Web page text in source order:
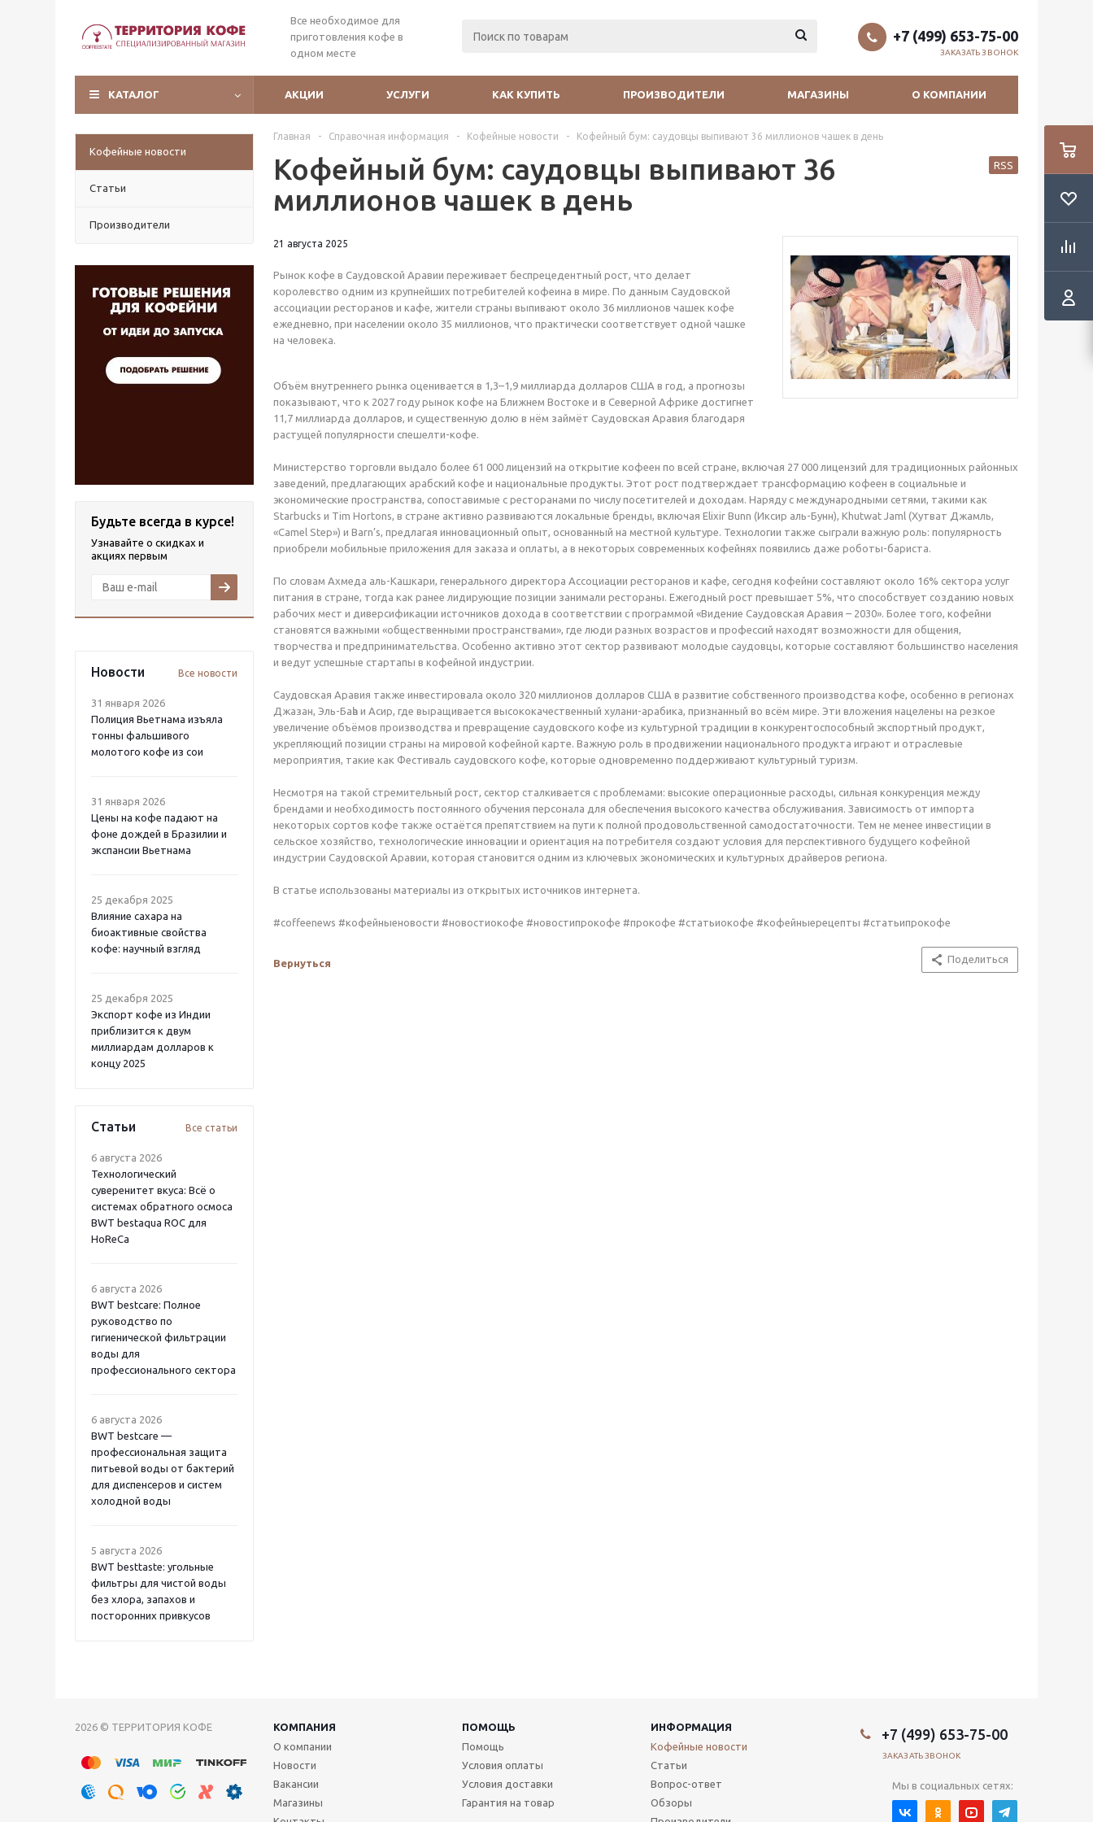
Все необходимое для
приготовления кофе в
одном месте
+7 (499) 653-75-00
ЗАКАЗАТЬ ЗВОНОК
КАТАЛОГ АКЦИИ УСЛУГИ КАК КУПИТЬ ПРОИЗВОДИТЕЛИ МАГАЗИНЫ О КОМПАНИИ
Кофейные новости
Статьи
Производители
Будьте всегда в курсе!
Узнавайте о скидках и
акциях первым
Новости Все новости
31 января 2026
Полиция Вьетнама изъяла
тонны фальшивого
молотого кофе из сои
31 января 2026
Цены на кофе падают на
фоне дождей в Бразилии и
экспансии Вьетнама
25 декабря 2025
Влияние сахара на
биоактивные свойства
кофе: научный взгляд
25 декабря 2025
Экспорт кофе из Индии
приблизится к двум
миллиардам долларов к
концу 2025
Статьи Все статьи
6 августа 2026
Технологический
суверенитет вкуса: Всё о
системах обратного осмоса
BWT bestaqua ROC для
HoReCa
6 августа 2026
BWT bestcare: Полное
руководство по
гигиенической фильтрации
воды для
профессионального сектора
6 августа 2026
BWT bestcare —
профессиональная защита
питьевой воды от бактерий
для диспенсеров и систем
холодной воды
5 августа 2026
BWT besttaste: угольные
фильтры для чистой воды
без хлора, запахов и
посторонних привкусов
Главная - Справочная информация - Кофейные новости - Кофейный бум: саудовцы выпивают 36 миллионов чашек в день
Кофейный бум: саудовцы выпивают 36
миллионов чашек в день
RSS
21 августа 2025
Рынок кофе в Саудовской Аравии переживает беспрецедентный рост, что делает
королевство одним из крупнейших потребителей кофеина в мире. По данным Саудовской
ассоциации ресторанов и кафе, жители страны выпивают около 36 миллионов чашек кофе
ежедневно, при населении около 35 миллионов, что практически соответствует одной чашке
на человека.
Объём внутреннего рынка оценивается в 1,3–1,9 миллиарда долларов США в год, а прогнозы
показывают, что к 2027 году рынок кофе на Ближнем Востоке и в Северной Африке достигнет
11,7 миллиарда долларов, и существенную долю в нём займёт Саудовская Аравия благодаря
растущей популярности спешелти-кофе.
Министерство торговли выдало более 61 000 лицензий на открытие кофеен по всей стране, включая 27 000 лицензий для традиционных районных
заведений, предлагающих арабский кофе и национальные продукты. Этот рост подтверждает трансформацию кофеен в социальные и
экономические пространства, сопоставимые с ресторанами по числу посетителей и доходам. Наряду с международными сетями, такими как
Starbucks и Tim Hortons, в стране активно развиваются локальные бренды, включая Elixir Bunn (Иксир аль-Бунн), Khutwat Jaml (Хутват Джамль,
«Camel Step») и Barn’s, предлагая инновационный опыт, основанный на местной культуре. Технологии также сыграли важную роль: популярность
приобрели мобильные приложения для заказа и оплаты, а в некоторых современных кофейнях появились даже роботы-бариста.
По словам Ахмеда аль-Кашкари, генерального директора Ассоциации ресторанов и кафе, сегодня кофейни составляют около 16% сектора услуг
питания в стране, тогда как ранее лидирующие позиции занимали рестораны. Ежегодный рост превышает 5%, что способствует созданию новых
рабочих мест и диверсификации источников дохода в соответствии с программой «Видение Саудовская Аравия – 2030». Более того, кофейни
становятся важными «общественными пространствами», где люди разных возрастов и профессий находят возможности для общения,
творчества и предпринимательства. Особенно активно этот сектор развивают молодые саудовцы, которые составляют большинство населения
и ведут успешные стартапы в кофейной индустрии.
Саудовская Аравия также инвестировала около 320 миллионов долларов США в развитие собственного производства кофе, особенно в регионах
Джазан, Эль-Баһа и Асир, где выращивается высококачественный хулани-арабика, признанный во всём мире. Эти вложения нацелены на резкое
увеличение объёмов производства и превращение саудовского кофе из культурной традиции в конкурентоспособный экспортный продукт,
укрепляющий позиции страны на мировой кофейной карте. Важную роль в продвижении национального продукта играют и отраслевые
мероприятия, такие как Фестиваль саудовского кофе, которые одновременно поддерживают культурный туризм.
Несмотря на такой стремительный рост, сектор сталкивается с проблемами: высокие операционные расходы, сильная конкуренция между
брендами и необходимость постоянного обучения персонала для обеспечения высокого качества обслуживания. Зависимость от импорта
некоторых сортов кофе также остаётся препятствием на пути к полной продовольственной самодостаточности. Тем не менее инвестиции в
сельское хозяйство, технологические инновации и ориентация на потребителя создают условия для перспективного будущего кофейной
индустрии Саудовской Аравии, которая становится одним из ключевых экономических и культурных драйверов региона.
В статье использованы материалы из открытых источников интернета.
#coffeenews #кофейныеновости #новостиокофе #новостипрокофе #прокофе #статьиокофе #кофейныерецепты #статьипрокофе
Вернуться Поделиться
2026 © ТЕРРИТОРИЯ КОФЕ КОМПАНИЯ ПОМОЩЬ
ИНФОРМАЦИЯ
О компании
Новости
Вакансии
Магазины
Помощь
Условия оплаты
Условия доставки
Гарантия на товар
Кофейные новости
Статьи
Вопрос-ответ
Обзоры
+7 (499) 653-75-00
ЗАКАЗАТЬ ЗВОНОК
Мы в социальных сетях: